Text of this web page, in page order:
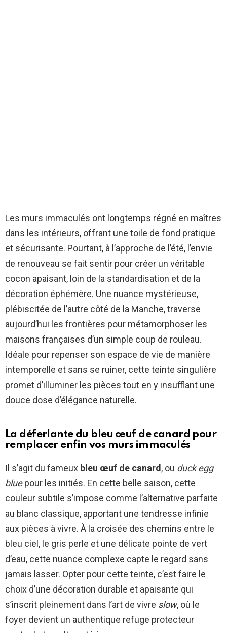
Les murs immaculés ont longtemps régné en maîtres
dans les intérieurs, offrant une toile de fond pratique
et sécurisante. Pourtant, à l’approche de l’été, l’envie
de renouveau se fait sentir pour créer un véritable
cocon apaisant, loin de la standardisation et de la
décoration éphémère. Une nuance mystérieuse,
plébiscitée de l’autre côté de la Manche, traverse
aujourd’hui les frontières pour métamorphoser les
maisons françaises d’un simple coup de rouleau.
Idéale pour repenser son espace de vie de manière
intemporelle et sans se ruiner, cette teinte singulière
promet d’illuminer les pièces tout en y insufflant une
douce dose d’élégance naturelle.
La déferlante du bleu œuf de canard pour
remplacer enfin vos murs immaculés
Il s’agit du fameux bleu œuf de canard, ou duck egg
bluepour les initiés. En cette belle saison, cette
couleur subtile s’impose comme l’alternative parfaite
au blanc classique, apportant une tendresse infinie
aux pièces à vivre. À la croisée des chemins entre le
bleu ciel, le gris perle et une délicate pointe de vert
d’eau, cette nuance complexe capte le regard sans
jamais lasser. Opter pour cette teinte, c’est faire le
choix d’une décoration durable et apaisante qui
s’inscrit pleinement dans l’art de vivre slow, où le
foyer devient un authentique refuge protecteur